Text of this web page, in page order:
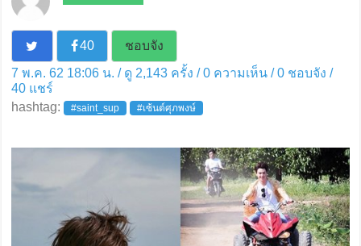
40
ชอบจัง
7 พ.ค. 62 18:06 น. / ดู 2,143 ครั้ง / 0 ความเห็น /0ชอบจัง /
40แชร์
hashtag:
#saint_sup #เซ้นต์ศุภพงษ์